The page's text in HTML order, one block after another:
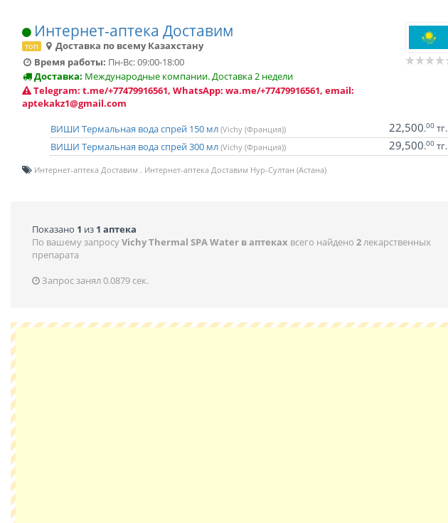
Интернет-аптека Доставим
топ
Доставка по всему Казахстану
Время работы: Пн-Вс: 09:00-18:00
Доставка: Международные компании. Доставка 2 недели
Telegram: t.me/+77479916561, WhatsApp: wa.me/+77479916561, email:
aptekakz1@gmail.com
ВИШИ Термальная вода спрей 150 мл (Vichy (Франция)) 22,500.00тг.
ВИШИ Термальная вода спрей 300 мл (Vichy (Франция)) 29,500.00тг.
Интернет-аптека Доставим Интернет-аптека Доставим Нур-Султан (Астана)
Показано 1 из 1 аптека
По вашему запросуVichy Thermal SPA Water в аптеках всего найдено 2лекарственных
препарата
Запрос занял 0.0879 сек.